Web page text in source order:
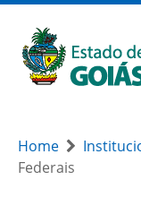
Home
Federais